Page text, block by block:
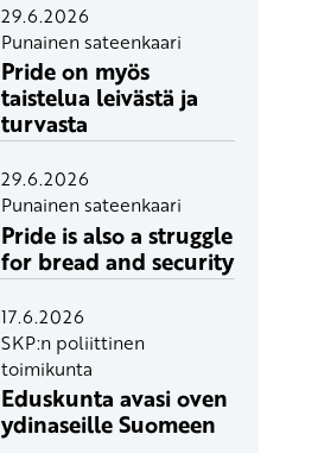
29.6.2026
Punainen sateenkaari
Pride on myös
taistelua leivästä ja
turvasta
29.6.2026
Punainen sateenkaari
Pride is also a struggle
for bread and security
17.6.2026
SKP:n poliittinen
toimikunta
Eduskunta avasi oven
ydinaseille Suomeen